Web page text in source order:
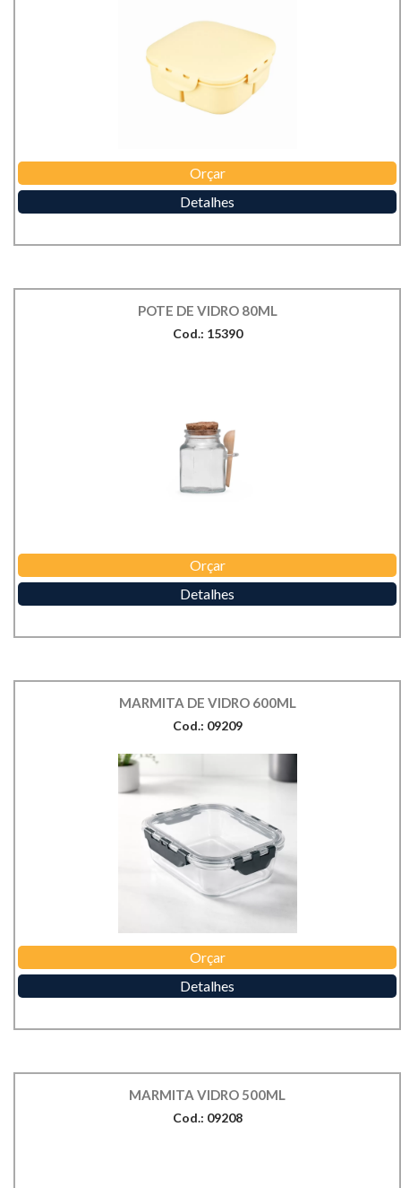
Orçar
Detalhes
POTE DE VIDRO 80ML
Cod.: 15390
Orçar
Detalhes
MARMITA DE VIDRO 600ML
Cod.: 09209
Orçar
Detalhes
MARMITA VIDRO 500ML
Cod.: 09208